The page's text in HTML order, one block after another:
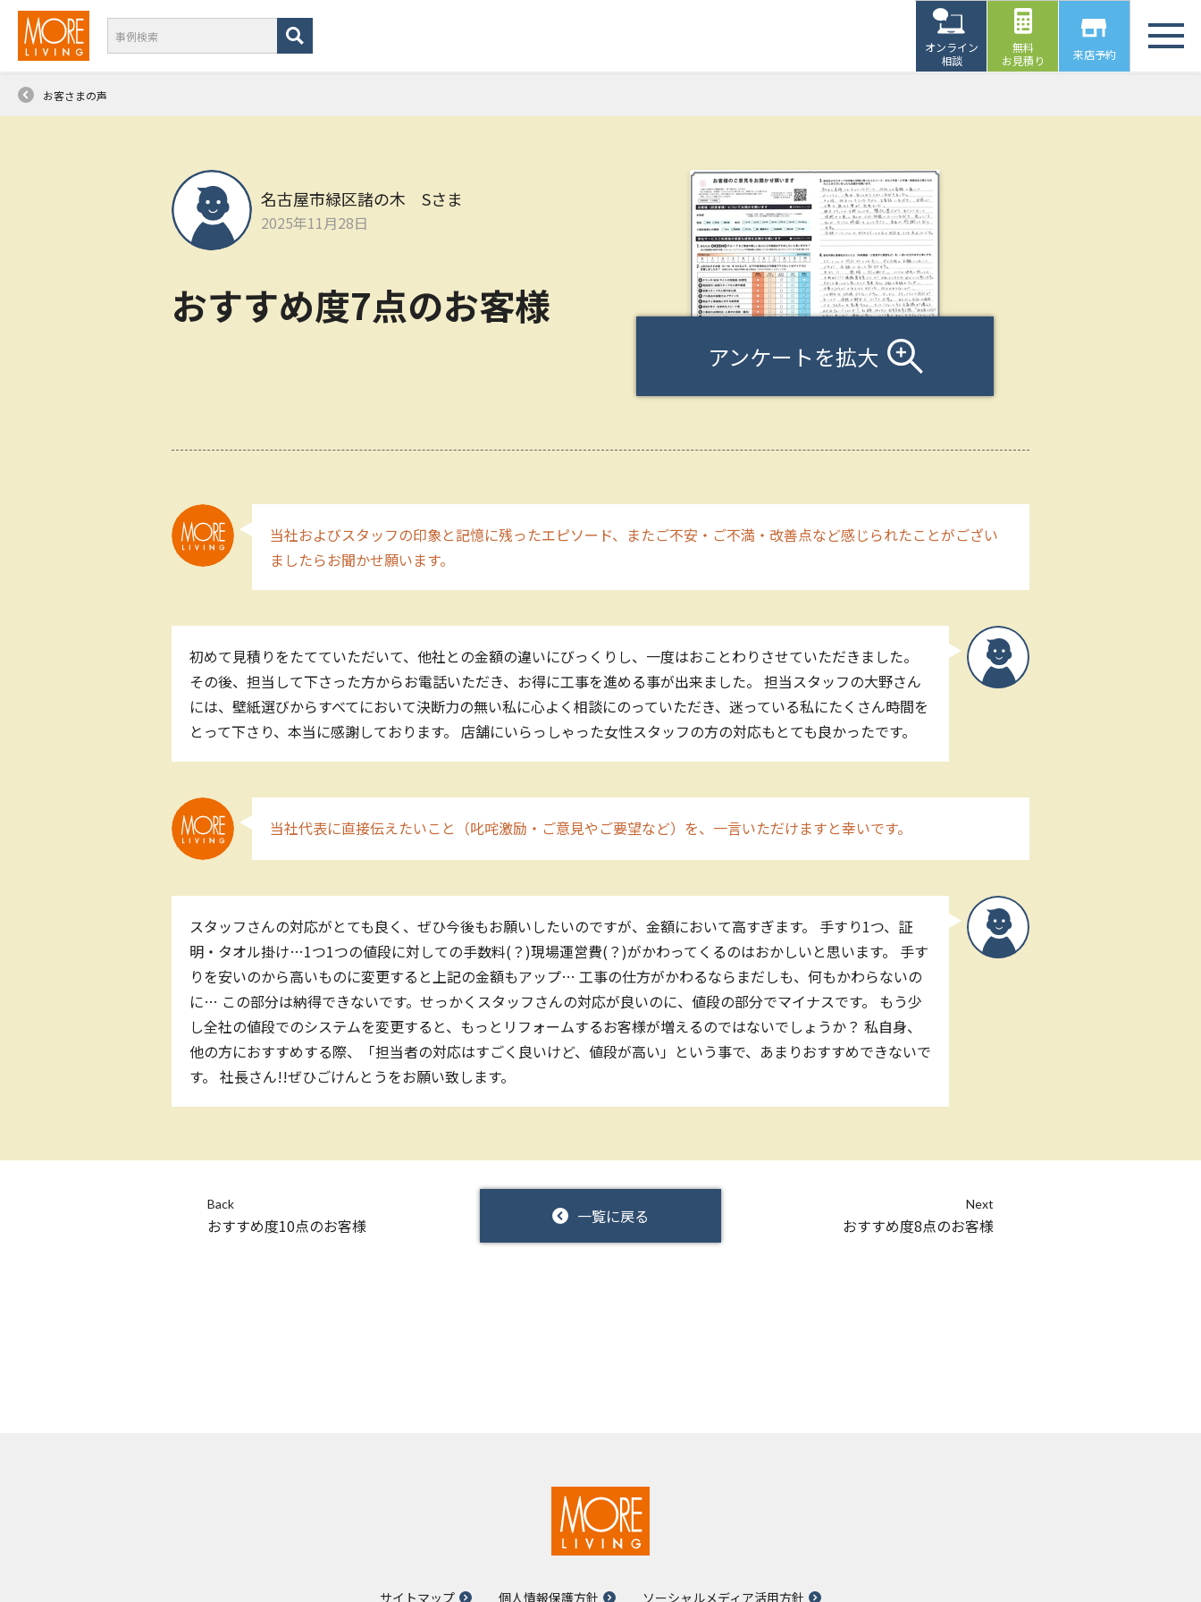
オンライン
相談
無料
お見積り
来店予約
お客さまの声
名古屋市緑区諸の木 Sさま
2025年11月28日
おすすめ度7点のお客様
アンケートを拡大
当社およびスタッフの印象と記憶に残ったエピソード、またご不安・ご不満・改善点など感じられたことがござい
ましたらお聞かせ願います。
初めて見積りをたてていただいて、他社との金額の違いにびっくりし、一度はおことわりさせていただきました。
その後、担当して下さった方からお電話いただき、お得に工事を進める事が出来ました。 担当スタッフの大野さん
には、壁紙選びからすべてにおいて決断力の無い私に心よく相談にのっていただき、迷っている私にたくさん時間を
とって下さり、本当に感謝しております。 店舗にいらっしゃった女性スタッフの方の対応もとても良かったです。
当社代表に直接伝えたいこと（叱咤激励・ご意見やご要望など）を、一言いただけますと幸いです。
スタッフさんの対応がとても良く、ぜひ今後もお願いしたいのですが、金額において高すぎます。 手すり1つ、証
明・タオル掛け…1つ1つの値段に対しての手数料(？)現場運営費(？)がかわってくるのはおかしいと思います。 手す
りを安いのから高いものに変更すると上記の金額もアップ… 工事の仕方がかわるならまだしも、何もかわらないの
に… この部分は納得できないです。せっかくスタッフさんの対応が良いのに、値段の部分でマイナスです。 もう少
し全社の値段でのシステムを変更すると、もっとリフォームするお客様が増えるのではないでしょうか？ 私自身、
他の方におすすめする際、「担当者の対応はすごく良いけど、値段が高い」という事で、あまりおすすめできないで
す。 社長さん!!ぜひごけんとうをお願い致します。
Back
おすすめ度10点のお客様 一覧に戻る
Next
おすすめ度8点のお客様
サイトマップ 個人情報保護方針 ソーシャルメディア活用方針